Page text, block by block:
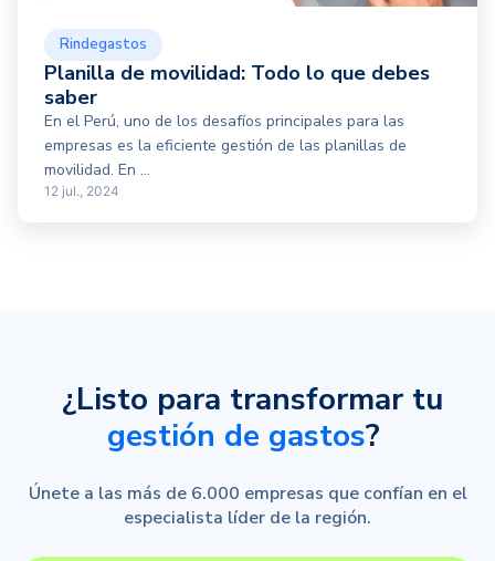
Rindegastos
Planilla de movilidad: Todo lo que debes
saber
En el Perú, uno de los desafíos principales para las
empresas es la eficiente gestión de las planillas de
movilidad. En ...
12 jul., 2024
¿Listo para transformar tu
gestión de gastos?
Únete a las más de 6.000 empresas que confían en el
especialista líder de la región.